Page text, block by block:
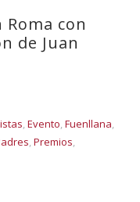
con
de Juan
, Evento, Fuenllana,
, Premios,